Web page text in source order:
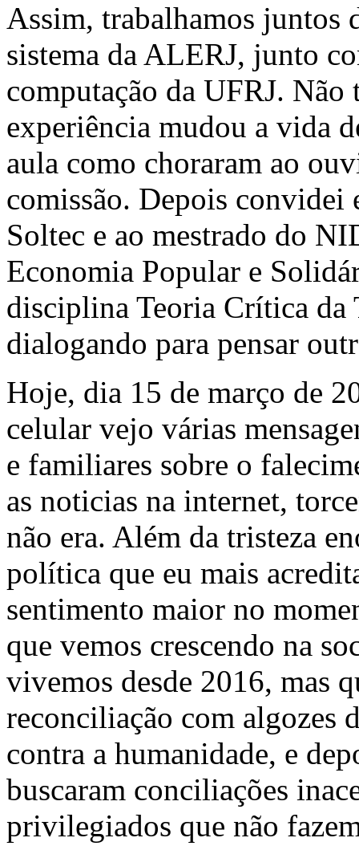
Assim, trabalhamos juntos
sistema da ALERJ, junto
computação da UFRJ. Não
experiência mudou a vida
aula como choraram ao
comissão. Depois convidei
Soltec e ao mestrado do
Economia Popular e
disciplina Teoria Crítica da
dialogando para pensar
Hoje, dia 15 de março de
celular vejo várias
e familiares sobre o
as noticias na internet,
não era. Além da tristeza
política que eu mais
sentimento maior no
que vemos crescendo na
vivemos desde 2016, mas
reconciliação com algozes
contra a humanidade, e
buscaram conciliações
privilegiados que não